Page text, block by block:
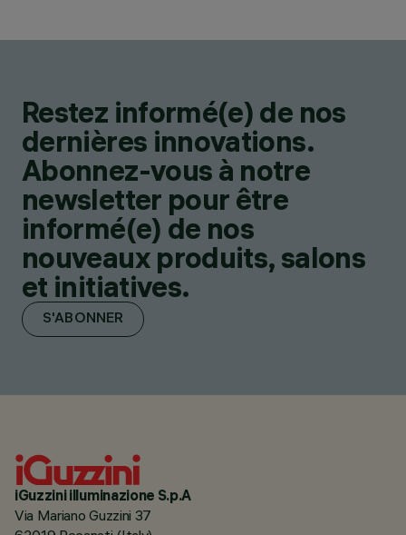
Restez informé(e) de nos
dernières innovations.
Abonnez-vous à notre
newsletter pour être
informé(e) de nos
nouveaux produits, salons
et initiatives.
S'ABONNER
iGuzzini illuminazione S.p.A
Via Mariano Guzzini 37